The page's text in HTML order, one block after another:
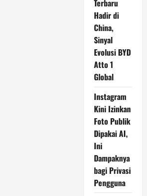
Terbaru
Hadir di
China,
Sinyal
Evolusi BYD
Atto 1
Global
Instagram
Kini Izinkan
Foto Publik
Dipakai AI,
Ini
Dampaknya
bagi Privasi
Pengguna